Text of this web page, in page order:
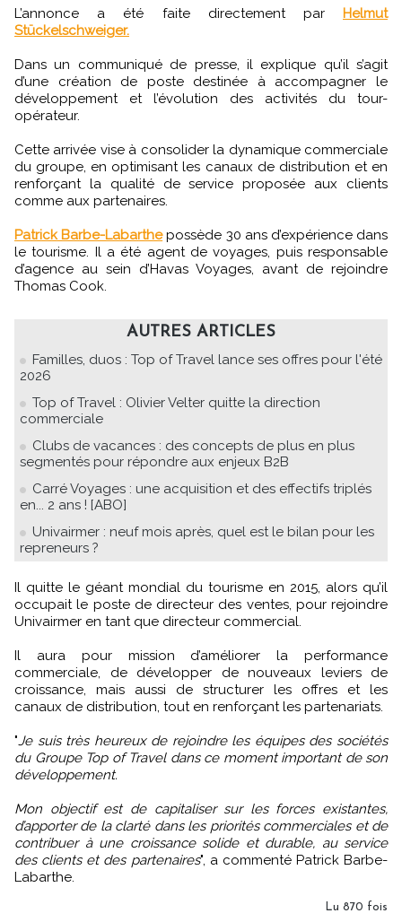
L’annonce a été faite directement par Helmut
Stückelschweiger.
Dans un communiqué de presse, il explique qu’il s’agit
d’une création de poste destinée à accompagner le
développement et l’évolution des activités du tour-
opérateur.
Cette arrivée vise à consolider la dynamique commerciale
du groupe, en optimisant les canaux de distribution et en
renforçant la qualité de service proposée aux clients
comme aux partenaires.
Patrick Barbe-Labarthepossède 30 ans d’expérience dans
le tourisme. Il a été agent de voyages, puis responsable
d’agence au sein d’Havas Voyages, avant de rejoindre
Thomas Cook.
AUTRES ARTICLES
Familles, duos : Top of Travel lance ses offres pour l'été
2026
Top of Travel : Olivier Velter quitte la direction
commerciale
Clubs de vacances : des concepts de plus en plus
segmentés pour répondre aux enjeux B2B
Carré Voyages : une acquisition et des effectifs triplés
en... 2 ans ! [ABO]
Univairmer : neuf mois après, quel est le bilan pour les
repreneurs ?
Il quitte le géant mondial du tourisme en 2015, alors qu’il
occupait le poste de directeur des ventes, pour rejoindre
Univairmer en tant que directeur commercial.
Il aura pour mission d’améliorer la performance
commerciale, de développer de nouveaux leviers de
croissance, mais aussi de structurer les offres et les
canaux de distribution, tout en renforçant les partenariats.
"Je suis très heureux de rejoindre les équipes des sociétés
du Groupe Top of Travel dans ce moment important de son
développement.
Mon objectif est de capitaliser sur les forces existantes,
d’apporter de la clarté dans les priorités commerciales et de
contribuer à une croissance solide et durable, au service
des clients et des partenaires", a commenté Patrick Barbe-
Labarthe.
Lu 870 fois